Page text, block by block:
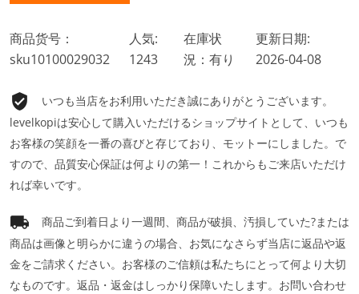
商品货号：
sku10100029032
人気:
1243
在庫状
況：有り
更新日期:
2026-04-08
いつも当店をお利用いただき誠にありがとうございます。
levelkopiは安心して購入いただけるショップサイトとして、いつも
お客様の笑顔を一番の喜びと存じており、モットーにしました。で
すので、品質安心保証は何よりの第一！これからもご来店いただけ
れば幸いです。
商品ご到着日より一週間、商品が破損、汚損していた?または
商品は画像と明らかに違うの場合、お気になさらず当店に返品や返
金をご請求ください。お客様のご信頼は私たちにとって何より大切
なものです。返品・返金はしっかり保障いたします。お問い合わせ